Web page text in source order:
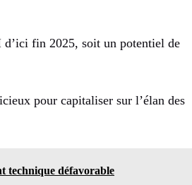
fin 2025, soit un potentiel de
pour capitaliser sur l’élan des
technique défavorable